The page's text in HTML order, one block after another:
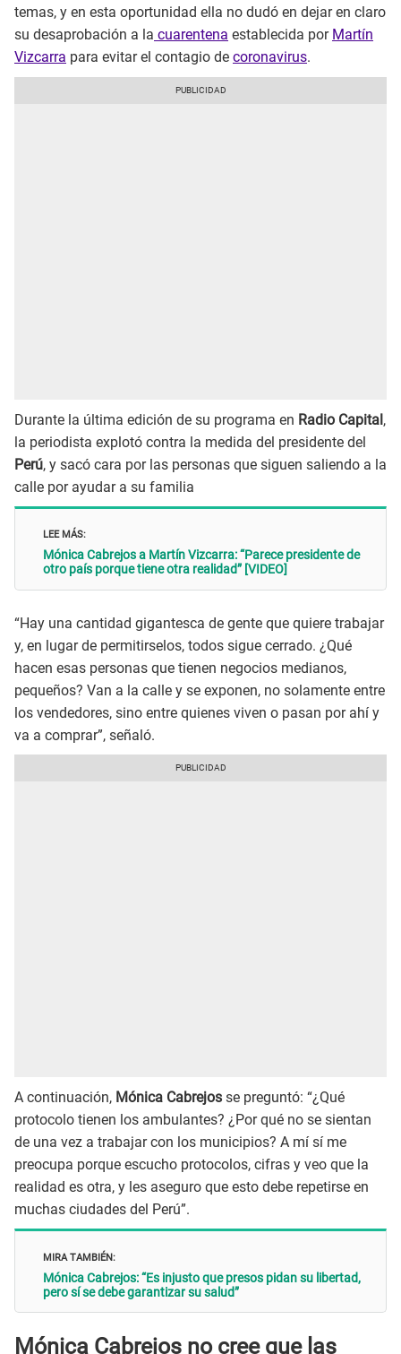
temas, y en esta oportunidad ella no dudó en dejar en claro
su desaprobación a la cuarentena establecida por Martín
Vizcarra para evitar el contagio de coronavirus.
Durante la última edición de su programa en Radio Capital,
la periodista explotó contra la medida del presidente del
Perú, y sacó cara por las personas que siguen saliendo a la
calle por ayudar a su familia
LEE MÁS:
Mónica Cabrejos a Martín Vizcarra: “Parece presidente de
otro país porque tiene otra realidad” [VIDEO]
“Hay una cantidad gigantesca de gente que quiere trabajar
y, en lugar de permitirselos, todos sigue cerrado. ¿Qué
hacen esas personas que tienen negocios medianos,
pequeños? Van a la calle y se exponen, no solamente entre
los vendedores, sino entre quienes viven o pasan por ahí y
va a comprar”, señaló.
A continuación, Mónica Cabrejos se preguntó: “¿Qué
protocolo tienen los ambulantes? ¿Por qué no se sientan
de una vez a trabajar con los municipios? A mí sí me
preocupa porque escucho protocolos, cifras y veo que la
realidad es otra, y les aseguro que esto debe repetirse en
muchas ciudades del Perú”.
MIRA TAMBIÉN:
Mónica Cabrejos: “Es injusto que presos pidan su libertad,
pero sí se debe garantizar su salud”
Mónica Cabrejos no cree que las